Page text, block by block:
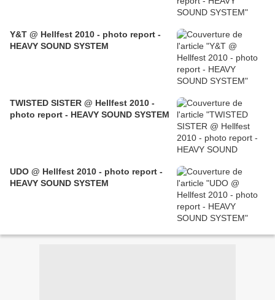
Y&T @ Hellfest 2010 - photo report -
HEAVY SOUND SYSTEM
TWISTED SISTER @ Hellfest 2010 -
photo report - HEAVY SOUND SYSTEM
UDO @ Hellfest 2010 - photo report -
HEAVY SOUND SYSTEM